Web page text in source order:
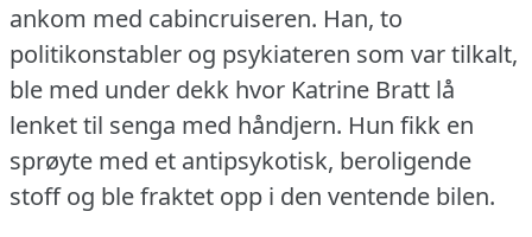
ankom med cabincruiseren. Han, to
politikonstabler og psykiateren som var tilkalt,
ble med under dekk hvor Katrine Bratt lå
lenket til senga med håndjern. Hun fikk en
sprøyte med et antipsykotisk, beroligende
stoff og ble fraktet opp i den ventende bilen.